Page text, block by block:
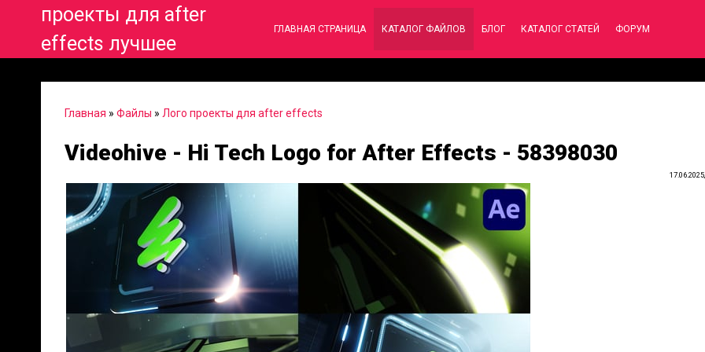
проекты для after
effects лучшее
ГЛАВНАЯ СТРАНИЦА КАТАЛОГ ФАЙЛОВ БЛОГ КАТАЛОГ СТАТЕЙ ФОРУМ
Главная » Файлы » Лого проекты для after effects
Videohive - Hi Tech Logo for After Effects - 58398030